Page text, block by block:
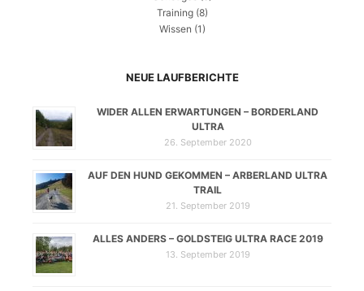
Training(8)
Wissen (1)
NEUE LAUFBERICHTE
WIDER ALLEN ERWARTUNGEN – BORDERLAND
ULTRA
26. September 2020
AUF DEN HUND GEKOMMEN – ARBERLAND ULTRA
TRAIL
21. September 2019
ALLES ANDERS – GOLDSTEIG ULTRA RACE 2019
13. September 2019